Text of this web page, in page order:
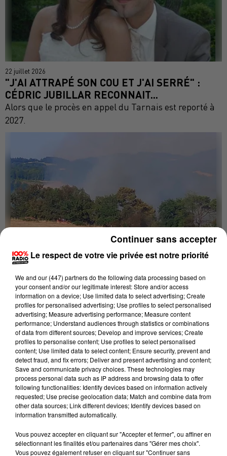
22 juillet 2026
"J'AI ATTRAPÉ SON COU ET J'AI SERRÉ" :
CÉDRIC JUBILLAR RECONNAIT...
Alors que le procès en appel du Tarnais est reporté à
2027.
21 juillet 2026
TARN : GROS INCENDIE À BOISSEZON
Un important dispositif a été déployé dans un secteur
difficile d'accès.
20 juillet 2026
Le respect de votre vie privée est notre priorité
We and our (447) partnersdo the following data processing based on
your consent and/or our legitimate interest: Store and/or access
information on a device; Use limited data to select advertising; Create
profiles for personalised advertising; Use profiles to select personalised
advertising; Measure advertising performance; Measure content
performance; Understand audiences through statistics or combinations
of data from different sources; Develop and improve services; Create
profiles to personalise content; Use profiles to select personalised
content; Use limited data to select content; Ensure security, prevent and
detect fraud, and fix errors; Deliver and present advertising and content;
Save and communicate privacy choices. These technologies may
process personal data such as IP address and browsing data to offer
following functionalities: Identify devices based on information actively
requested; Use precise geolocation data; Match and combine data from
other data sources; Link different devices; Identify devices based on
information transmitted automatically.
Vous pouvez accepter en cliquant sur "Accepter et fermer", ou affiner en
sélectionnant les finalités et/ou partenaires dans "Gérer mes choix".
Vous pouvez également refuser en cliquant sur "Continuer sans
Continuer sans accepter